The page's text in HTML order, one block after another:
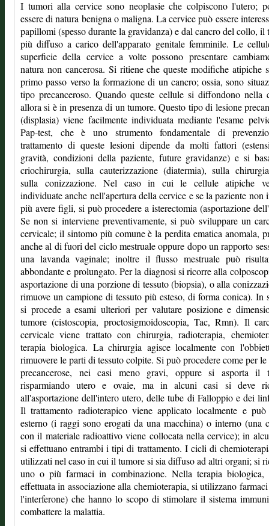
I tumori alla cervice sono neoplasie che colpiscono l'utero;
essere di natura benigna o maligna. La cervice può essere
papillomi (spesso durante la gravidanza) e dal cancro del collo, il
più diffuso a carico dell'apparato genitale femminile. Le
superficie della cervice a volte possono presentare
natura non cancerosa. Si ritiene che queste modifiche atipiche
primo passo verso la formazione di un cancro; ossia, sono
tipo precanceroso. Quando queste cellule si diffondono nella
allora si è in presenza di un tumore. Questo tipo di lesione
(displasia) viene facilmente individuata mediante l'esame
Pap-test, che è uno strumento fondamentale di
trattamento di queste lesioni dipende da molti fattori
gravità, condizioni della paziente, future gravidanze) e si
criochirurgia, sulla cauterizzazione (diatermia), sulla
sulla conizzazione. Nel caso in cui le cellule atipiche
individuate anche nell'apertura della cervice e se la paziente non
più avere figli, si può procedere a isterectomia (asportazione
Se non si interviene preventivamente, si può sviluppare un
cervicale; il sintomo più comune è la perdita ematica anomala,
anche al di fuori del ciclo mestruale oppure dopo un rapporto
una lavanda vaginale; inoltre il flusso mestruale può
abbondante e prolungato. Per la diagnosi si ricorre alla
asportazione di una porzione di tessuto (biopsia), o alla
rimuove un campione di tessuto più esteso, di forma conica). In
si procede a esami ulteriori per valutare posizione e
tumore (cistoscopia, proctosigmoidoscopia, Tac, Rmn). Il
cervicale viene trattato con chirurgia, radioterapia,
terapia biologica. La chirurgia agisce localmente con
rimuovere le parti di tessuto colpite. Si può procedere come per
precancerose, nei casi meno gravi, oppure si asporta il
risparmiando utero e ovaie, ma in alcuni casi si deve
all'asportazione dell'intero utero, delle tube di Falloppio e dei
Il trattamento radioterapico viene applicato localmente e può
esterno (i raggi sono erogati da una macchina) o interno (una
con il materiale radioattivo viene collocata nella cervice); in
si effettuano entrambi i tipi di trattamento. I cicli di
utilizzati nel caso in cui il tumore si sia diffuso ad altri organi; si
uno o più farmaci in combinazione. Nella terapia biologica,
effettuata in associazione alla chemioterapia, si utilizzano
l'interferone) che hanno lo scopo di stimolare il sistema
combattere la malattia.